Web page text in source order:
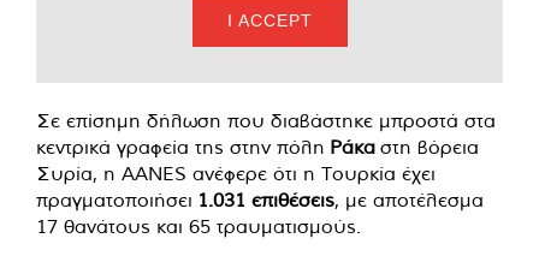
I ACCEPT
Σε επίσημη δήλωση που διαβάστηκε μπροστά στα
κεντρικά γραφεία της στην πόλη Ράκα στη βόρεια
Συρία, η AANES ανέφερε ότι η Τουρκία έχει
πραγματοποιήσει 1.031 επιθέσεις, με αποτέλεσμα
17 θανάτους και 65 τραυματισμούς.